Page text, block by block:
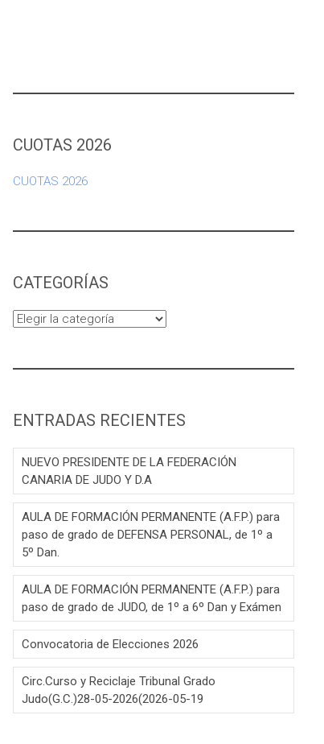
CUOTAS 2026
CUOTAS 2026
CATEGORÍAS
Categorías
ENTRADAS RECIENTES
NUEVO PRESIDENTE DE LA FEDERACIÓN
CANARIA DE JUDO Y D.A
AULA DE FORMACIÓN PERMANENTE (A.F.P.) para
paso de grado de DEFENSA PERSONAL, de 1º a
5º Dan.
AULA DE FORMACIÓN PERMANENTE (A.F.P.) para
paso de grado de JUDO, de 1º a 6º Dan y Exámen
Convocatoria de Elecciones 2026
Circ.Curso y Reciclaje Tribunal Grado
Judo(G.C.)28-05-2026(2026-05-19